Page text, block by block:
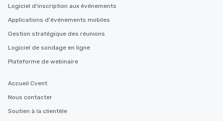
Logiciel d'inscription aux événements
Applications d'événements mobiles
Gestion stratégique des réunions
Logiciel de sondage en ligne
Plateforme de webinaire
Accueil Cvent
Nous contacter
Soutien à la clientèle